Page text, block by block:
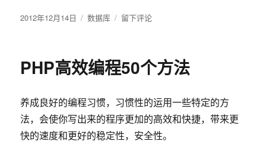
发
2012年12月14日
分
数据库
于
操
数
据
库
添
留下评论
PHP高效编程50个方法
养成良好的编程习惯，习惯性的运用一些特定的方
法，会使你写出来的程序更加的高效和快捷，带来更
快的速度和更好的稳定性，安全性。